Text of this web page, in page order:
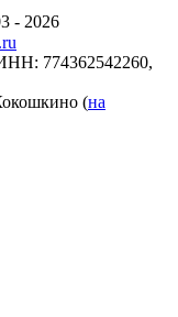
- 2026
774362542260,
(на